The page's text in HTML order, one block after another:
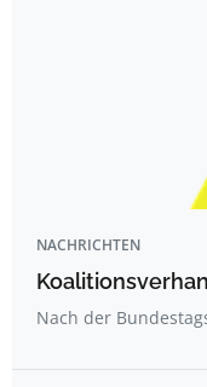
NACHRICHTEN
Nach der